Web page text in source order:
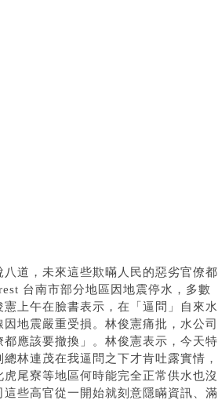
道，未來這些欺暪人民的惡劣官僚都
台南市部分地區因地震停水，多數
上午在臉書表示，在「逼問」自來水
地震嚴重受損。林俊憲痛批，水公司
應該要撤換」。林俊憲表示，今天特
林連茂在我逼問之下才肯吐露實情，
尾寮等地區何時能完全正常供水也沒
些高官從一開始就刻意隱瞞資訊、滿